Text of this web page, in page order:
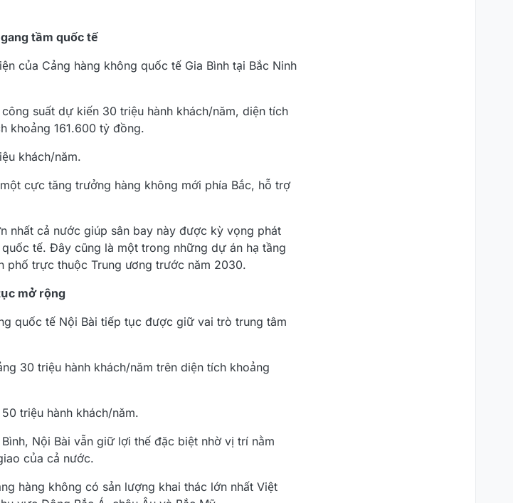
tầm quốc tế
của Cảng hàng không quốc tế Gia Bình tại Bắc Ninh
suất dự kiến 30 triệu hành khách/năm, diện tích
khoảng 161.600 tỷ đồng.
khách/năm.
cực tăng trưởng hàng không mới phía Bắc, hỗ trợ
nhất cả nước giúp sân bay này được kỳ vọng phát
tế. Đây cũng là một trong những dự án hạ tầng
phố trực thuộc Trung ương trước năm 2030.
mở rộng
quốc tế Nội Bài tiếp tục được giữ vai trò trung tâm
30 triệu hành khách/năm trên diện tích khoảng
triệu hành khách/năm.
Nội Bài vẫn giữ lợi thế đặc biệt nhờ vị trí nằm
của cả nước.
hàng không có sản lượng khai thác lớn nhất Việt